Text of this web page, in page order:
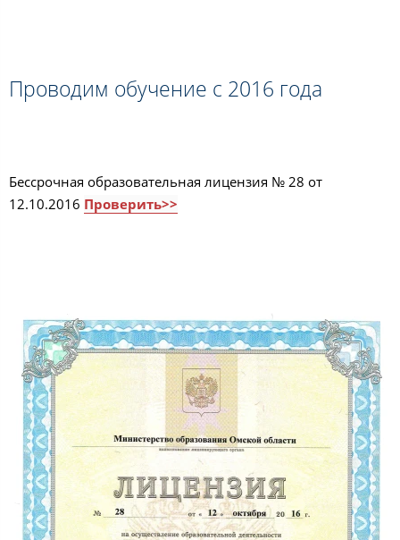
Проводим обучение с 2016 года
Бессрочная образовательная лицензия № 28 от
12.10.2016 Проверить>>